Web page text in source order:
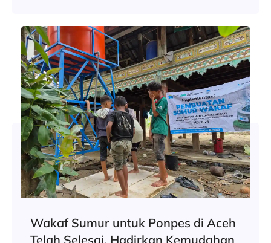
Wakaf Sumur untuk Ponpes di Aceh
Telah Selesai, Hadirkan Kemudahan